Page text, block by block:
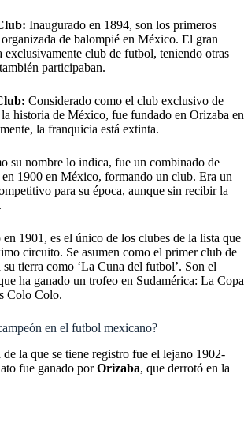
Inaugurado en 1894, son los primeros
de balompié en México. El gran
exclusivamente club de futbol, teniendo otras
participaban.
Considerado como el club exclusivo de
historia de México, fue fundado en Orizaba en
la franquicia está extinta.
su nombre lo indica, fue un combinado de
1900 en México, formando un club. Era un
para su época, aunque sin recibir la
en 1901, es el único de los clubes de la lista que
circuito. Se asumen como el primer club de
tierra como ‘La Cuna del futbol’. Son el
ha ganado un trofeo en Sudamérica: La Copa
Colo Colo.
en el futbol mexicano?
la que se tiene registro fue el lejano 1902-
fue ganado porOrizaba, que derrotó en la